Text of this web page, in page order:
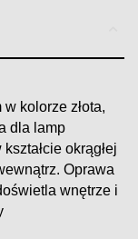
kolorze złota,
dla lamp
okrągłej
Oprawa
wnętrze i